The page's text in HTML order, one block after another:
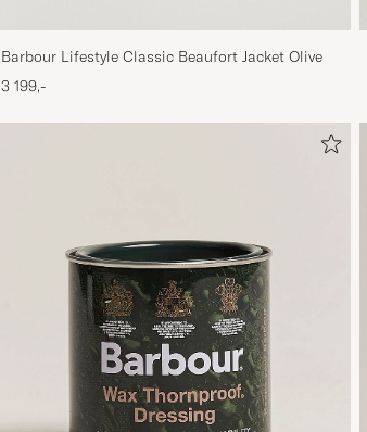
Barbour Lifestyle Classic Beaufort Jacket Olive
3 199,-